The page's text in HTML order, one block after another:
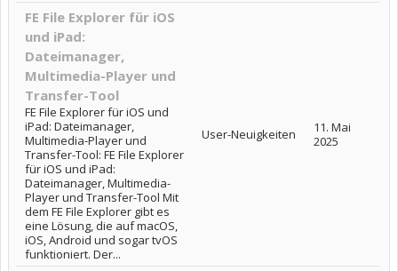
FE File Explorer für iOS
und iPad:
Dateimanager,
Multimedia-Player und
Transfer-Tool
FE File Explorer für iOS und
iPad: Dateimanager,
Multimedia-Player und
Transfer-Tool: FE File Explorer
für iOS und iPad:
Dateimanager, Multimedia-
Player und Transfer-Tool Mit
dem FE File Explorer gibt es
eine Lösung, die auf macOS,
iOS, Android und sogar tvOS
funktioniert. Der...
User-Neuigkeiten
11. Mai
2025